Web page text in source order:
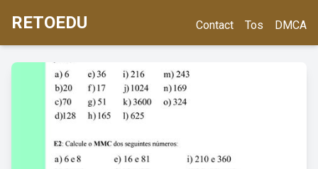
RETOEDU Contact Tos DMCA